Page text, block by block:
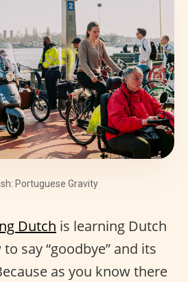
Portuguese Gravity
Dutch is learning Dutch
say “goodbye” and its
as you know there